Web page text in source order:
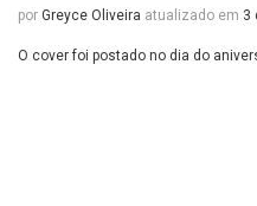
por Greyce Oliveira atualizado em 3
O cover foi postado no dia do